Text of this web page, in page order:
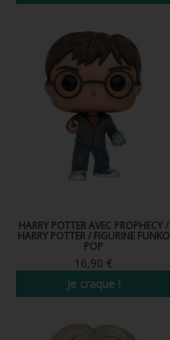
HARRY POTTER AVEC PROPHECY /
HARRY POTTER / FIGURINE FUNKO
POP
16,90 €
Je craque !